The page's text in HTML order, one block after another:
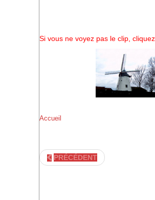
Si vous ne voyez pas le clip,
Accueil
PRÉCÉDENT